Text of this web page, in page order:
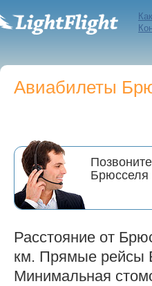
Авиабилеты
Брюсселя
Расстояние от
км. Прямые рейсы
Минимальная